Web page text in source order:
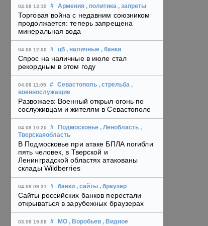
04.08 13:10 # Армения , политика , запреты
Торговая война с недавним союзником
продолжается: теперь запрещена
минеральная вода
04.08 12:00 # цб , наличные , банки
Спрос на наличные в июле стал
рекордным в этом году
04.08 11:05 # Севастополь , стрельба ,
военнослужащие
Развожаев: Военный открыл огонь по
сослуживцам и жителям в Севастополе
04.08 10:20 # Подмосковье , Ленобласть ,
Тверскаяобласть
В Подмосковье при атаке БПЛА погибли
пять человек, в Тверской и
Ленинградской областях атакованы
склады Wildberries
04.08 09:31 # банки , сайты , браузер
Сайты российских банков перестали
открываться в зарубежных браузерах
03.08 19:08 # МО , Воробьев , Видное